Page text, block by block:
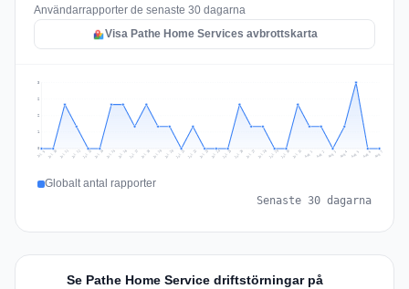
Användarrapporter de senaste 30 dagarna
Visa Pathe Home Services avbrottskarta
1
2
2
3
Jul 9 Jul 10 Jul 11 Jul 12 Jul 13 Jul 14 Jul 15 Jul 16 Jul 17 Jul 18 Jul 19 Jul 20 Jul 21 Jul 22 Jul 23 Jul 24 Jul 25 Jul 26 Jul 27 Jul 28 Jul 29 Jul 30 Jul 31 Aug 1 Aug 2 Aug 3 Aug 4 Aug 5 Aug 6 Aug 7
Globalt antal rapporter
Senaste 30 dagarna
Se Pathe Home Service driftstörningar på